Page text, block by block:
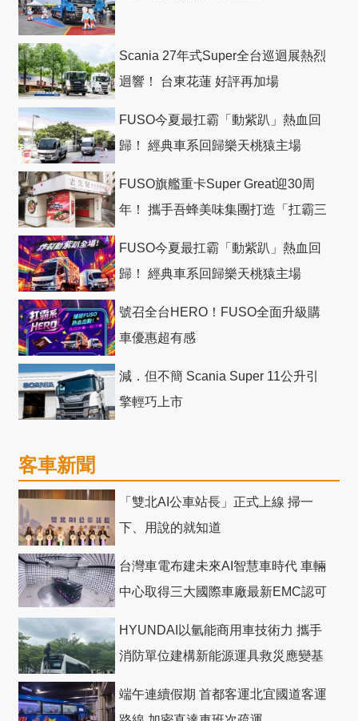
Scania 27年式Super全台巡迴展熱烈
迴響！ 台東花蓮 好評再加場
FUSO今夏最扛霸「動紫趴」熱血回
歸！ 經典車系回歸樂天桃猿主場
FUSO旗艦重卡Super Great迎30周
年！ 攜手吾蜂美味集團打造「扛霸三
FUSO今夏最扛霸「動紫趴」熱血回
歸！ 經典車系回歸樂天桃猿主場
號召全台HERO！FUSO全面升級購
車優惠超有感
減．但不簡 Scania Super 11公升引
擎輕巧上市
客車新聞
「雙北AI公車站長」正式上線 掃一
下、用說的就知道
台灣車電布建未來AI智慧車時代 車輛
中心取得三大國際車廠最新EMC認可
HYUNDAI以氫能商用車技術力 攜手
消防單位建構新能源運具救災應變基
端午連續假期 首都客運北宜國道客運